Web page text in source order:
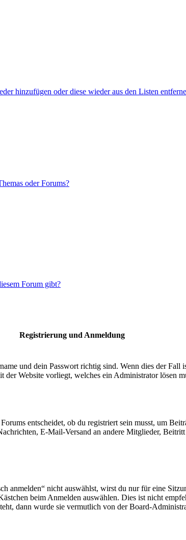
hinzufügen oder diese wieder aus den Listen
oder Forums?
Forum gibt?
Registrierung und Anmeldung
und dein Passwort richtig sind. Wenn dies der
Website vorliegt, welches ein Administrator lösen
entscheidet, ob du registriert sein musst, um
E-Mail-Versand an andere Mitglieder,
anmelden“ nicht auswählst, wirst du nur für eine
beim Anmelden auswählen. Dies ist nicht
dann wurde sie vermutlich von der Board-